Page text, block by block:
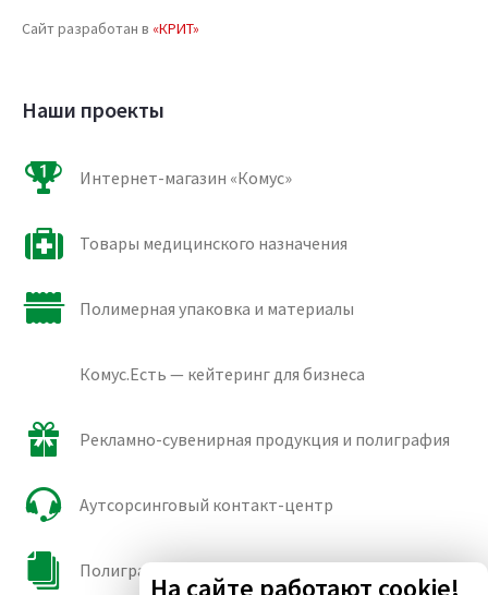
Сайт разработан в «КРИТ»
Наши проекты
Интернет-магазин «Комус»
Товары медицинского назначения
Полимерная упаковка и материалы
Комус.Есть — кейтеринг для бизнеса
Рекламно-сувенирная продукция и полиграфия
Аутсорсинговый контакт-центр
Полиграфические сорта бумаги и картона
На сайте работают cookie!